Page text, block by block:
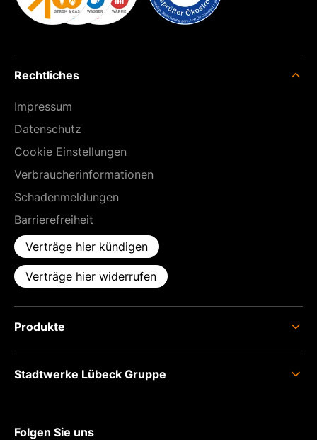
Rechtliches
Impressum
Datenschutz
Cookie Einstellungen
Verbraucherinformationen
Schadenmeldungen
Barrierefreiheit
Verträge hier kündigen
Verträge hier widerrufen
Produkte
Strom
Erdgas
Photovoltaik
Stadtwerke Lübeck Gruppe
Karriere
Folgen Sie uns